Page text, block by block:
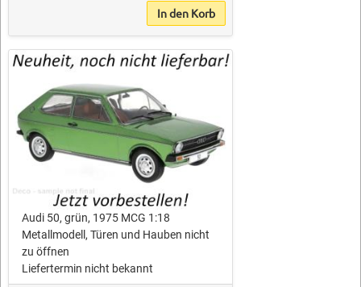
In den Korb
Audi 50, grün, 1975 MCG 1:18
Metallmodell, Türen und Hauben nicht
zu öffnen
Liefertermin nicht bekannt